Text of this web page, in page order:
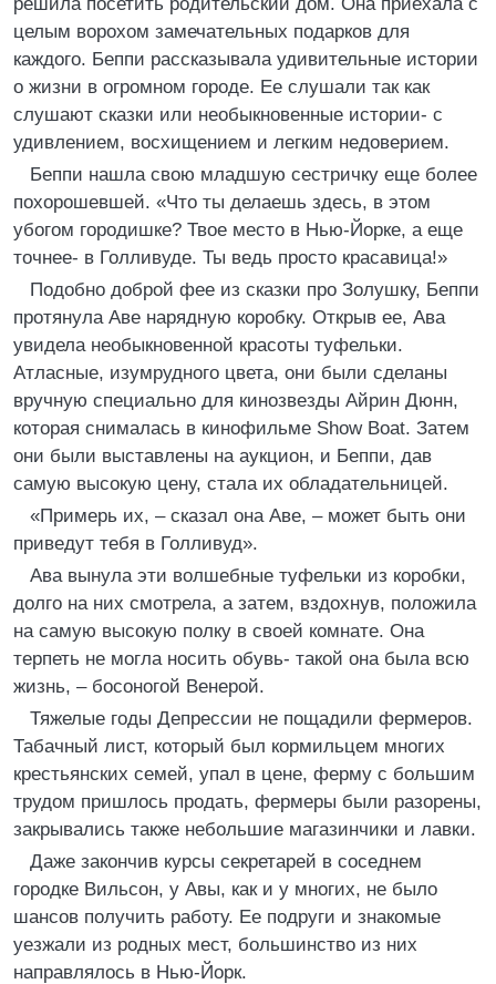
целым ворохом замечательных подарков для
каждого. Беппи рассказывала удивительные истории
о жизни в огромном городе. Ее слушали так как
слушают сказки или необыкновенные истории- с
удивлением, восхищением и легким недоверием.
Беппи нашла свою младшую сестричку еще более
похорошевшей. «Что ты делаешь здесь, в этом
убогом городишке? Твое место в Нью-Йорке, а еще
точнее- в Голливуде. Ты ведь просто красавица!»
Подобно доброй фее из сказки про Золушку, Беппи
протянула Аве нарядную коробку. Открыв ее, Ава
увидела необыкновенной красоты туфельки.
Атласные, изумрудного цвета, они были сделаны
вручную специально для кинозвезды Айрин Дюнн,
которая снималась в кинофильме Show Boat. Затем
они были выставлены на аукцион, и Беппи, дав
самую высокую цену, стала их обладательницей.
«Примерь их, – сказал она Аве, – может быть они
приведут тебя в Голливуд».
Ава вынула эти волшебные туфельки из коробки,
долго на них смотрела, а затем, вздохнув, положила
на самую высокую полку в своей комнате. Она
терпеть не могла носить обувь- такой она была всю
жизнь, – босоногой Венерой.
Тяжелые годы Депрессии не пощадили фермеров.
Табачный лист, который был кормильцем многих
крестьянских семей, упал в цене, ферму с большим
трудом пришлось продать, фермеры были разорены,
закрывались также небольшие магазинчики и лавки.
Даже закончив курсы секретарей в соседнем
городке Вильсон, у Авы, как и у многих, не было
шансов получить работу. Ее подруги и знакомые
уезжали из родных мест, большинство из них
направлялось в Нью-Йорк.